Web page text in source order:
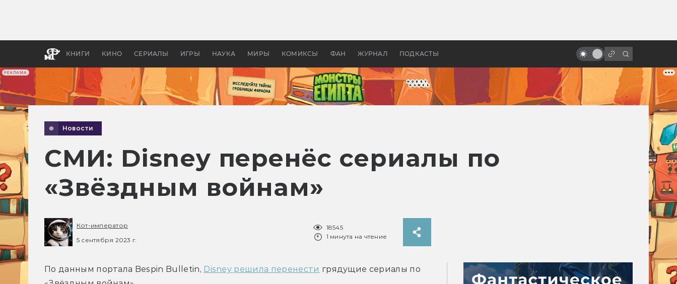
РЕКЛАМА
КНИГИ КИНО СЕРИАЛЫ ИГРЫ НАУКА МИРЫ КОМИКСЫ ФАН ЖУРНАЛ ПОДКАСТЫ
бы «Властелина колец»
Древней Грецией
Фантастические порнопародии
Новости
СМИ: Disney перенёс сериалы по
«Звёздным войнам»
Кот-император
5 сентября 2023 г.
18545
1 минута на чтение
По данным портала Bespin Bulletin, Disney решила перенести грядущие сериалы по